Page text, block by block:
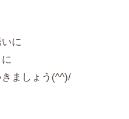
に
ましょう(^^)/